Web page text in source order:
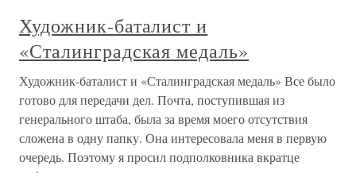
Художник-баталист и
«Сталинградская медаль»
Художник-баталист и «Сталинградская медаль» Все было
готово для передачи дел. Почта, поступившая из
генерального штаба, была за время моего отсутствия
сложена в одну папку. Она интересовала меня в первую
очередь. Поэтому я просил подполковника вкратце